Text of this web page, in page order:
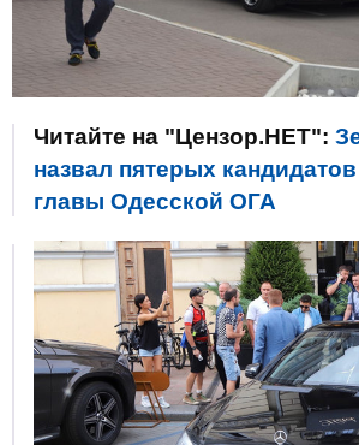
Читайте на "Цензор.НЕТ":
назвал пятерых
главы Одесской ОГА